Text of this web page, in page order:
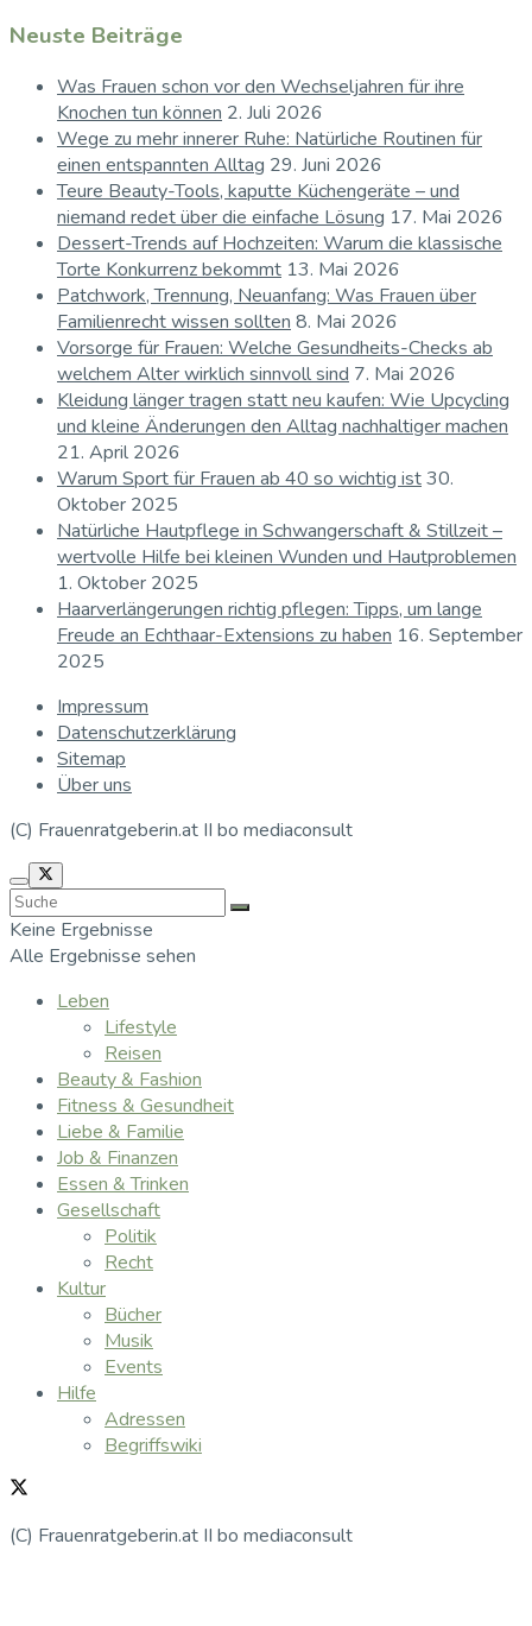
Neuste Beiträge
Was Frauen schon vor den Wechseljahren für ihre
Knochen tun können 2. Juli 2026
Wege zu mehr innerer Ruhe: Natürliche Routinen für
einen entspannten Alltag 29. Juni 2026
Teure Beauty-Tools, kaputte Küchengeräte – und
niemand redet über die einfache Lösung 17. Mai 2026
Dessert-Trends auf Hochzeiten: Warum die klassische
Torte Konkurrenz bekommt 13. Mai 2026
Patchwork, Trennung, Neuanfang: Was Frauen über
Familienrecht wissen sollten 8. Mai 2026
Vorsorge für Frauen: Welche Gesundheits-Checks ab
welchem Alter wirklich sinnvoll sind 7. Mai 2026
Kleidung länger tragen statt neu kaufen: Wie Upcycling
und kleine Änderungen den Alltag nachhaltiger machen
21. April 2026
Warum Sport für Frauen ab 40 so wichtig ist30.
Oktober 2025
Natürliche Hautpflege in Schwangerschaft & Stillzeit –
wertvolle Hilfe bei kleinen Wunden und Hautproblemen
1. Oktober 2025
Haarverlängerungen richtig pflegen: Tipps, um lange
Freude an Echthaar-Extensions zu haben 16. September
2025
Impressum
Datenschutzerklärung
Sitemap
Über uns
(C) Frauenratgeberin.at II bo mediaconsult
Keine Ergebnisse
Alle Ergebnisse sehen
Leben
Lifestyle
Reisen
Beauty & Fashion
Fitness & Gesundheit
Liebe & Familie
Job & Finanzen
Essen & Trinken
Gesellschaft
Politik
Recht
Kultur
Bücher
Musik
Events
Hilfe
Adressen
Begriffswiki
(C) Frauenratgeberin.at II bo mediaconsult